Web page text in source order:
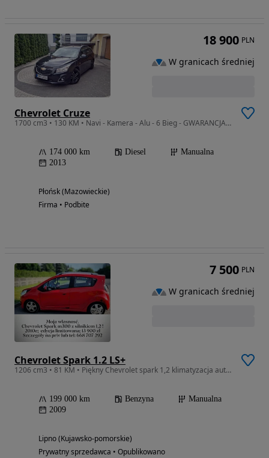
Chevrolet Cruze
1700 cm3 • 130 KM • Navi - Kamera - Alu - 6 Bieg - GWARANCJA - Zakup Door To Door
174 000 km Diesel
Manualna
2013
Płońsk (Mazowieckie)
Firma • Podbite
18 900 PLN
W granicach średniej
Chevrolet Spark 1.2 LS+
1206 cm3 • 81 KM • Piękny Chevrolet spark 1,2 klimatyzacja automatyczna SUPER CENA !
199 000 km Benzyna
Manualna
2009
Lipno (Kujawsko-pomorskie)
Prywatny sprzedawca • Opublikowano
7 500 PLN
W granicach średniej